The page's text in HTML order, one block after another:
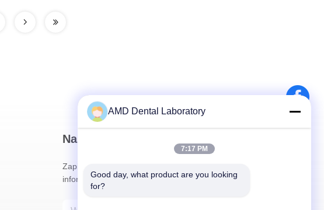
Nasz biuletyn
Zapisz się do naszego biuletynu z rabatami i innymi
informacjami.
AMD Dental Laboratory
7:17 PM
Good day, what product are you looking
for?